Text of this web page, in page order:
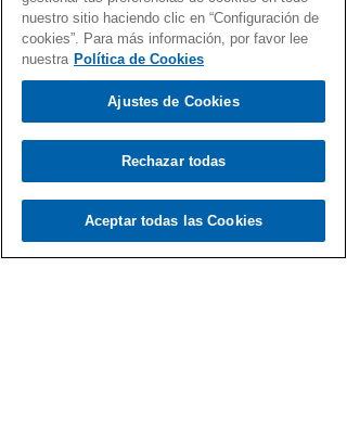
nuestro sitio haciendo clic en “Configuración de
cookies”. Para más información, por favor lee
nuestra Política de Cookies
Ajustes de Cookies
Rechazar todas
Aceptar todas las Cookies